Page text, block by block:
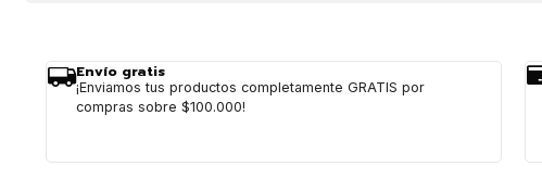
Envío gratis
¡Enviamos tus productos completamente GRATIS por
compras sobre $100.000!